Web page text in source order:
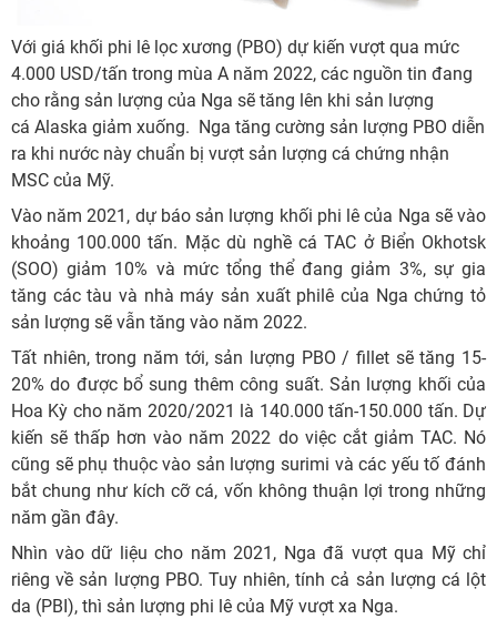
Với giá khối phi lê lọc xương (PBO) dự kiến vượt qua mức
4.000 USD/tấn trong mùa A năm 2022, các nguồn tin đang
cho rằng sản lượng của Nga sẽ tăng lên khi sản lượng
cá Alaska giảm xuống. Nga tăng cường sản lượng PBO diễn
ra khi nước này chuẩn bị vượt sản lượng cá chứng nhận
MSC của Mỹ.
Vào năm 2021, dự báo sản lượng khối phi lê của Nga sẽ vào
khoảng 100.000 tấn. Mặc dù nghề cá TAC ở Biển Okhotsk
(SOO) giảm 10% và mức tổng thể đang giảm 3%, sự gia
tăng các tàu và nhà máy sản xuất philê của Nga chứng tỏ
sản lượng sẽ vẫn tăng vào năm 2022.
Tất nhiên, trong năm tới, sản lượng PBO / fillet sẽ tăng 15-
20% do được bổ sung thêm công suất. Sản lượng khối của
Hoa Kỳ cho năm 2020/2021 là 140.000 tấn-150.000 tấn. Dự
kiến sẽ thấp hơn vào năm 2022 do việc cắt giảm TAC. Nó
cũng sẽ phụ thuộc vào sản lượng surimi và các yếu tố đánh
bắt chung như kích cỡ cá, vốn không thuận lợi trong những
năm gần đây.
Nhìn vào dữ liệu cho năm 2021, Nga đã vượt qua Mỹ chỉ
riêng về sản lượng PBO. Tuy nhiên, tính cả sản lượng cá lột
da (PBI), thì sản lượng phi lê của Mỹ vượt xa Nga.